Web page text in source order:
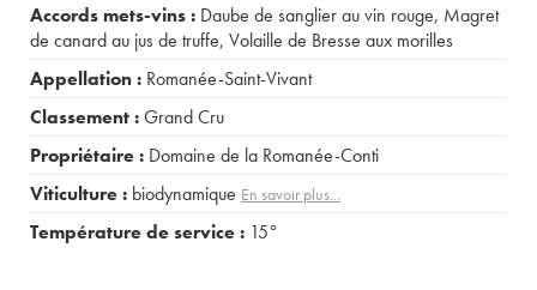
Accords mets-vins : Daube de sanglier au vin rouge, Magret
de canard au jus de truffe, Volaille de Bresse aux morilles
Appellation : Romanée-Saint-Vivant
Classement :Grand Cru
Propriétaire : Domaine de la Romanée-Conti
Viticulture : biodynamique En savoir plus...
Température de service : 15°